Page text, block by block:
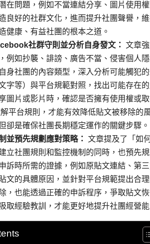
在問題，例如不當連結分享、圖片使用
良好的社群文化，進而提升社團聲譽，
健康、有益社團的根本之道。
社群守則並分析自身發文： 文章
例如抄襲、誹謗、廣告不當、侵害個人
身社團的內容類型，深入分析可能觸犯
字等）與平台規範對照，找出可能存在
圖片或影片時，確認是否擁有使用權或
平台規則，才能有效降低貼文被移除的
卻是確保社團長期穩定運作的關鍵步驟。
並預先規劃應對策略： 文章提及了「如
立社團規則和監控機制的同時，也預先
訴時所需的證據，例如原貼文連結、第
文的具體原因，並針對平台規範提出合
，也能透過正確的申訴程序，爭取貼文
取經驗教訓，才能更好地提升社團經營能